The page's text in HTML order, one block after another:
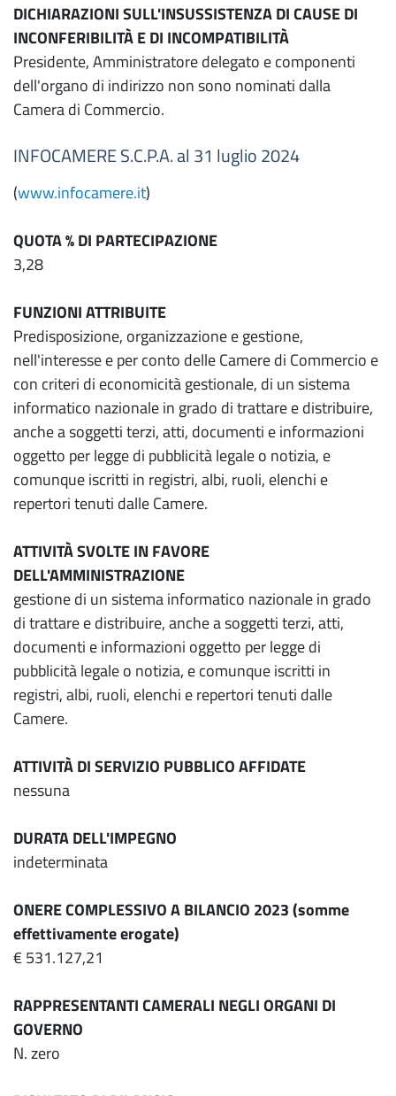
DICHIARAZIONI SULL'INSUSSISTENZA DI CAUSE DI
INCONFERIBILITÀ E DI INCOMPATIBILITÀ
Presidente, Amministratore delegato e componenti
dell'organo di indirizzo non sono nominati dalla
Camera di Commercio.
INFOCAMERE S.C.P.A. al 31 luglio 2024
(www.infocamere.it)
QUOTA % DI PARTECIPAZIONE
3,28
FUNZIONI ATTRIBUITE
Predisposizione, organizzazione e gestione,
nell'interesse e per conto delle Camere di Commercio e
con criteri di economicità gestionale, di un sistema
informatico nazionale in grado di trattare e distribuire,
anche a soggetti terzi, atti, documenti e informazioni
oggetto per legge di pubblicità legale o notizia, e
comunque iscritti in registri, albi, ruoli, elenchi e
repertori tenuti dalle Camere.
ATTIVITÀ SVOLTE IN FAVORE
DELL'AMMINISTRAZIONE
gestione di un sistema informatico nazionale in grado
di trattare e distribuire, anche a soggetti terzi, atti,
documenti e informazioni oggetto per legge di
pubblicità legale o notizia, e comunque iscritti in
registri, albi, ruoli, elenchi e repertori tenuti dalle
Camere.
ATTIVITÀ DI SERVIZIO PUBBLICO AFFIDATE
nessuna
DURATA DELL'IMPEGNO
indeterminata
ONERE COMPLESSIVO A BILANCIO 2023 (somme
effettivamente erogate)
€ 531.127,21
RAPPRESENTANTI CAMERALI NEGLI ORGANI DI
GOVERNO
N. zero